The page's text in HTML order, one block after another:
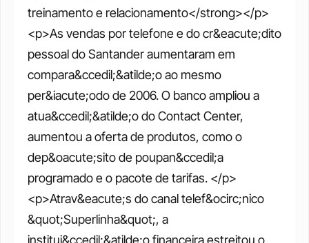
treinamento e relacionamento</strong></p>
<p>As vendas por telefone e do cr&eacute;dito
pessoal do Santander aumentaram em
compara&ccedil;&atilde;o ao mesmo
per&iacute;odo de 2006. O banco ampliou a
atua&ccedil;&atilde;o do Contact Center,
aumentou a oferta de produtos, como o
dep&oacute;sito de poupan&ccedil;a
programado e o pacote de tarifas. </p>
<p>Atrav&eacute;s do canal telef&ocirc;nico
&quot;Superlinha&quot;, a
institui&ccedil;&atilde;o financeira estreitou o